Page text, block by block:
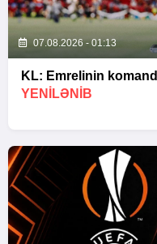
07.08.2026 - 01:13
KL: Emrelinin
YENİLƏNİB